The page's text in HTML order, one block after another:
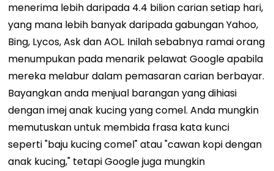
menerima lebih daripada 4.4 bilion carian setiap hari,
yang mana lebih banyak daripada gabungan Yahoo,
Bing, Lycos, Ask dan AOL. Inilah sebabnya ramai orang
menumpukan pada menarik pelawat Google apabila
mereka melabur dalam pemasaran carian berbayar.
Bayangkan anda menjual barangan yang dihiasi
dengan imej anak kucing yang comel. Anda mungkin
memutuskan untuk membida frasa kata kunci
seperti "baju kucing comel" atau "cawan kopi dengan
anak kucing," tetapi Google juga mungkin